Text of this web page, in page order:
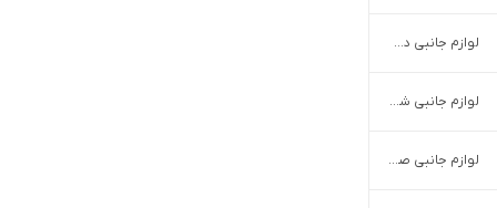
لوازم جانبی دوچرخه
لوازم جانبی شیرآلات
لوازم جانبی صوتی و تصویری خودرو